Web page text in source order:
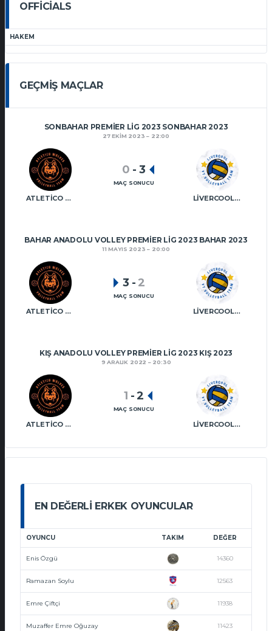
OFFICIALS
HAKEM
GEÇMIŞ MAÇLAR
SONBAHAR PREMIER LIG 2023 SONBAHAR 2023
27 EKIM 2023 22:00
ATLETICO WOLVES VT LIVERCOOL VT
0 - 3
MAÇ SONUCU
BAHAR ANADOLU VOLLEY PREMIER LIG 2023 BAHAR 2023
11 MAYIS 2023 20:00
ATLETICO WOLVES VT LIVERCOOL VT
3 - 2
MAÇ SONUCU
KIŞ ANADOLU VOLLEY PREMIER LIG 2023 KIŞ 2023
9 ARALIK 2022 20:30
ATLETICO WOLVES VT LIVERCOOL VT
1 -2
MAÇ SONUCU
EN DEĞERLI ERKEK OYUNCULAR
OYUNCU TAKIM DEĞER
Enis Özgü 14360
Ramazan Soylu 12563
Emre Çiftçi 11938
Muzaffer Emre Oğuzay 11423